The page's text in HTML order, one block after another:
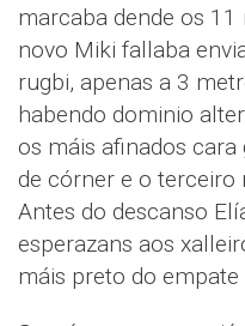
marcaba dende os
novo Miki fallaba
rugbi, apenas a 3
habendo dominio
os máis afinados
de córner e o terceiro
Antes do descanso
esperazans aos
máis preto do